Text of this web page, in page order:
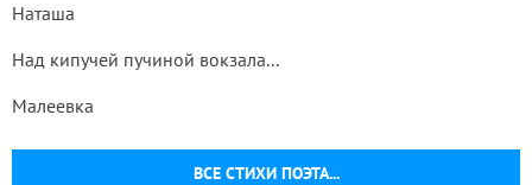
ВСЕ СТИХИ ПОЭТА...
Наташа
Над кипучей пучиной вокзала...
Малеевка